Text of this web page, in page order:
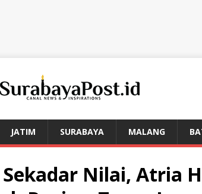
JATIM SURABAYA MALANG
Nilai, Atria